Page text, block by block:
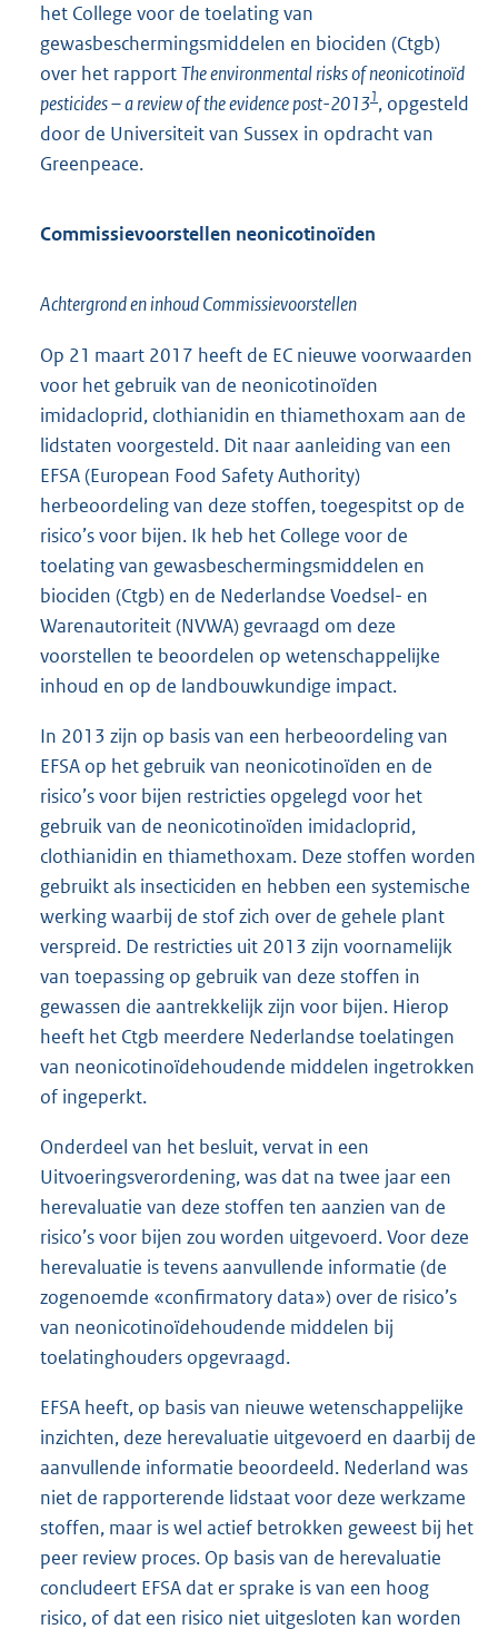
het College voor de toelating van
gewasbeschermingsmiddelen en biociden (Ctgb)
over het rapportThe environmental risks of neonicotinoïd
pesticides – a review of the evidence post-20131, opgesteld
door de Universiteit van Sussex in opdracht van
Greenpeace.
Commissievoorstellen neonicotinoïden
Achtergrond en inhoud Commissievoorstellen
Op 21 maart 2017 heeft de EC nieuwe voorwaarden
voor het gebruik van de neonicotinoïden
imidacloprid, clothianidin en thiamethoxam aan de
lidstaten voorgesteld. Dit naar aanleiding van een
EFSA (European Food Safety Authority)
herbeoordeling van deze stoffen, toegespitst op de
risico’s voor bijen. Ik heb het College voor de
toelating van gewasbeschermingsmiddelen en
biociden (Ctgb) en de Nederlandse Voedsel- en
Warenautoriteit (NVWA) gevraagd om deze
voorstellen te beoordelen op wetenschappelijke
inhoud en op de landbouwkundige impact.
In 2013 zijn op basis van een herbeoordeling van
EFSA op het gebruik van neonicotinoïden en de
risico’s voor bijen restricties opgelegd voor het
gebruik van de neonicotinoïden imidacloprid,
clothianidin en thiamethoxam. Deze stoffen worden
gebruikt als insecticiden en hebben een systemische
werking waarbij de stof zich over de gehele plant
verspreid. De restricties uit 2013 zijn voornamelijk
van toepassing op gebruik van deze stoffen in
gewassen die aantrekkelijk zijn voor bijen. Hierop
heeft het Ctgb meerdere Nederlandse toelatingen
van neonicotinoïdehoudende middelen ingetrokken
of ingeperkt.
Onderdeel van het besluit, vervat in een
Uitvoeringsverordening, was dat na twee jaar een
herevaluatie van deze stoffen ten aanzien van de
risico’s voor bijen zou worden uitgevoerd. Voor deze
herevaluatie is tevens aanvullende informatie (de
zogenoemde «confirmatory data») over de risico’s
van neonicotinoïdehoudende middelen bij
toelatinghouders opgevraagd.
EFSA heeft, op basis van nieuwe wetenschappelijke
inzichten, deze herevaluatie uitgevoerd en daarbij de
aanvullende informatie beoordeeld. Nederland was
niet de rapporterende lidstaat voor deze werkzame
stoffen, maar is wel actief betrokken geweest bij het
peer review proces. Op basis van de herevaluatie
concludeert EFSA dat er sprake is van een hoog
risico, of dat een risico niet uitgesloten kan worden